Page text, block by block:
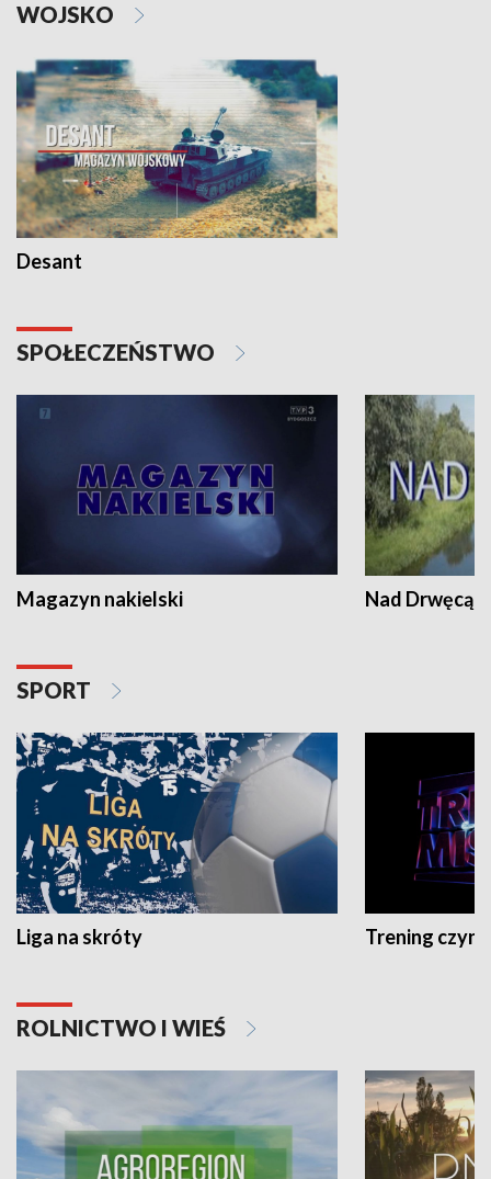
WOJSKO
Desant
SPOŁECZEŃSTWO
Magazyn nakielski Nad Drwęcą
SPORT
Liga na skróty Trening czyni
ROLNICTWO I WIEŚ